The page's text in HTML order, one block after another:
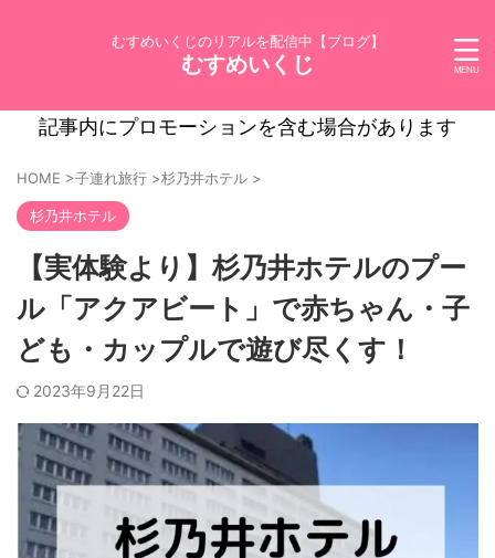
むすめいくじのリアルを配信中【ブログ】
むすめいくじ
記事内にプロモーションを含む場合があります
HOME >子連れ旅行 >杉乃井ホテル >
杉乃井ホテル
【実体験より】杉乃井ホテルのプー
ル「アクアビート」で赤ちゃん・子
ども・カップルで遊び尽くす！
2023年9月22日